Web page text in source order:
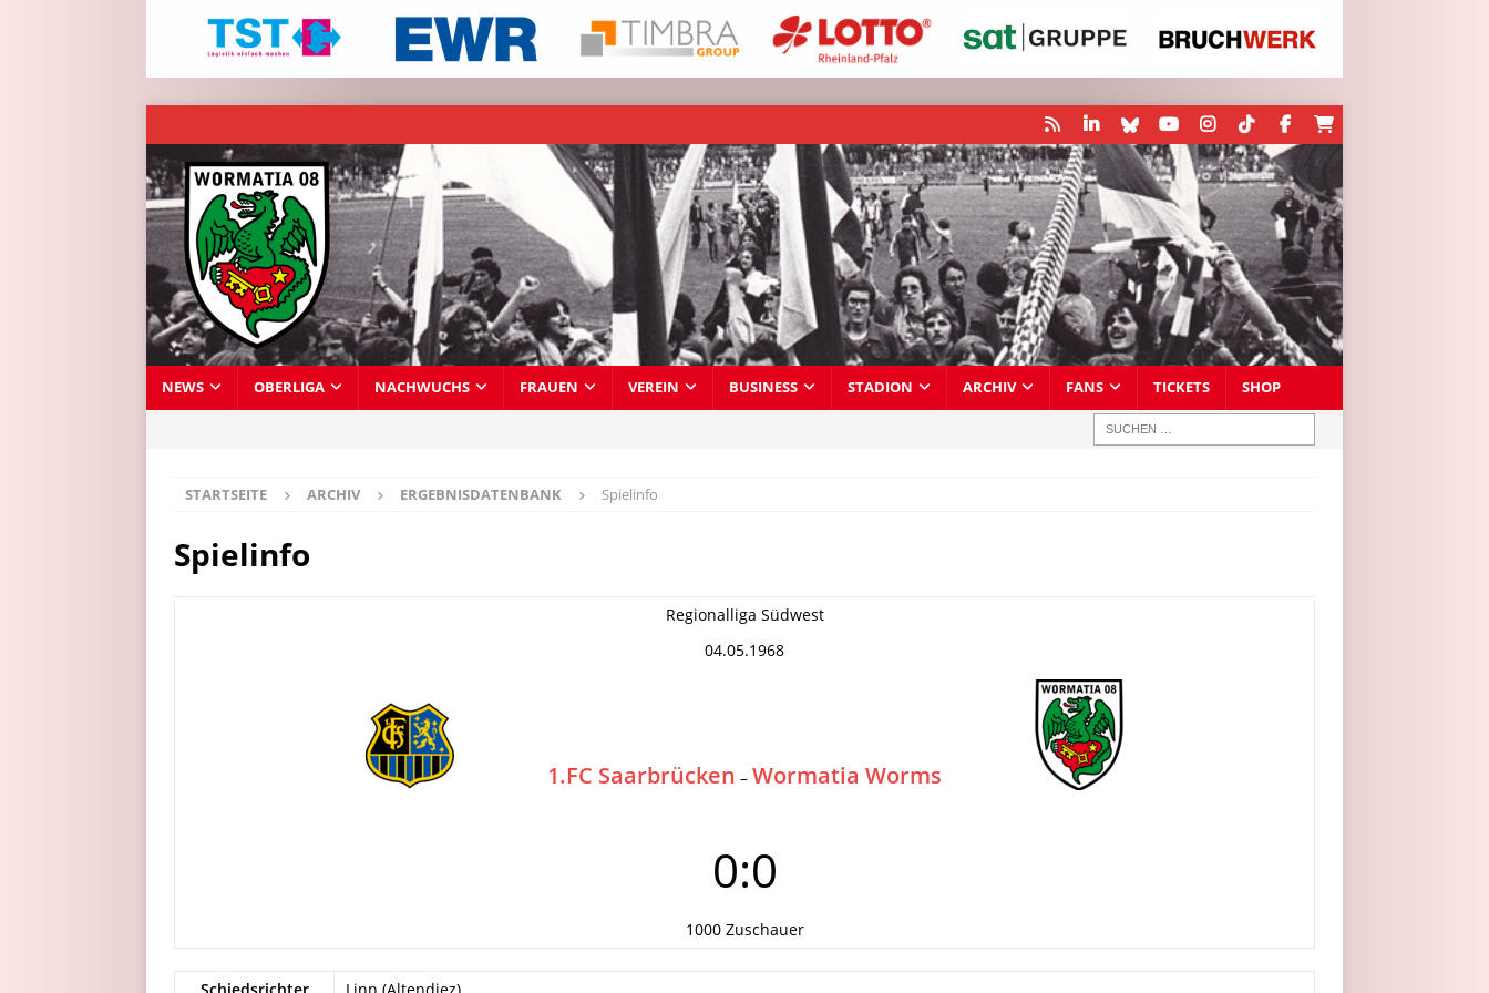
NEWS OBERLIGA NACHWUCHS FRAUEN VEREIN BUSINESS STADION ARCHIV FANS TICKETS SHOP
STARTSEITE ARCHIV ERGEBNISDATENBANK Spielinfo
Spielinfo
Regionalliga Südwest
04.05.1968
1.FC Saarbrücken – Wormatia Worms
0:0
1000 Zuschauer